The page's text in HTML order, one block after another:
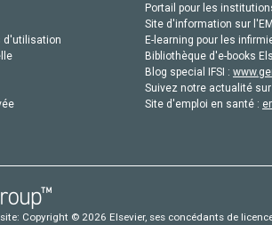
d'utilisation
Portail pour les
Site d'information sur
E-learning pour les
Bibliothèque d'e-books
Blog special IFSI :
Suivez notre actualité
Site d'emploi en santé :
Copyright © 2026 Elsevier, ses concédants de